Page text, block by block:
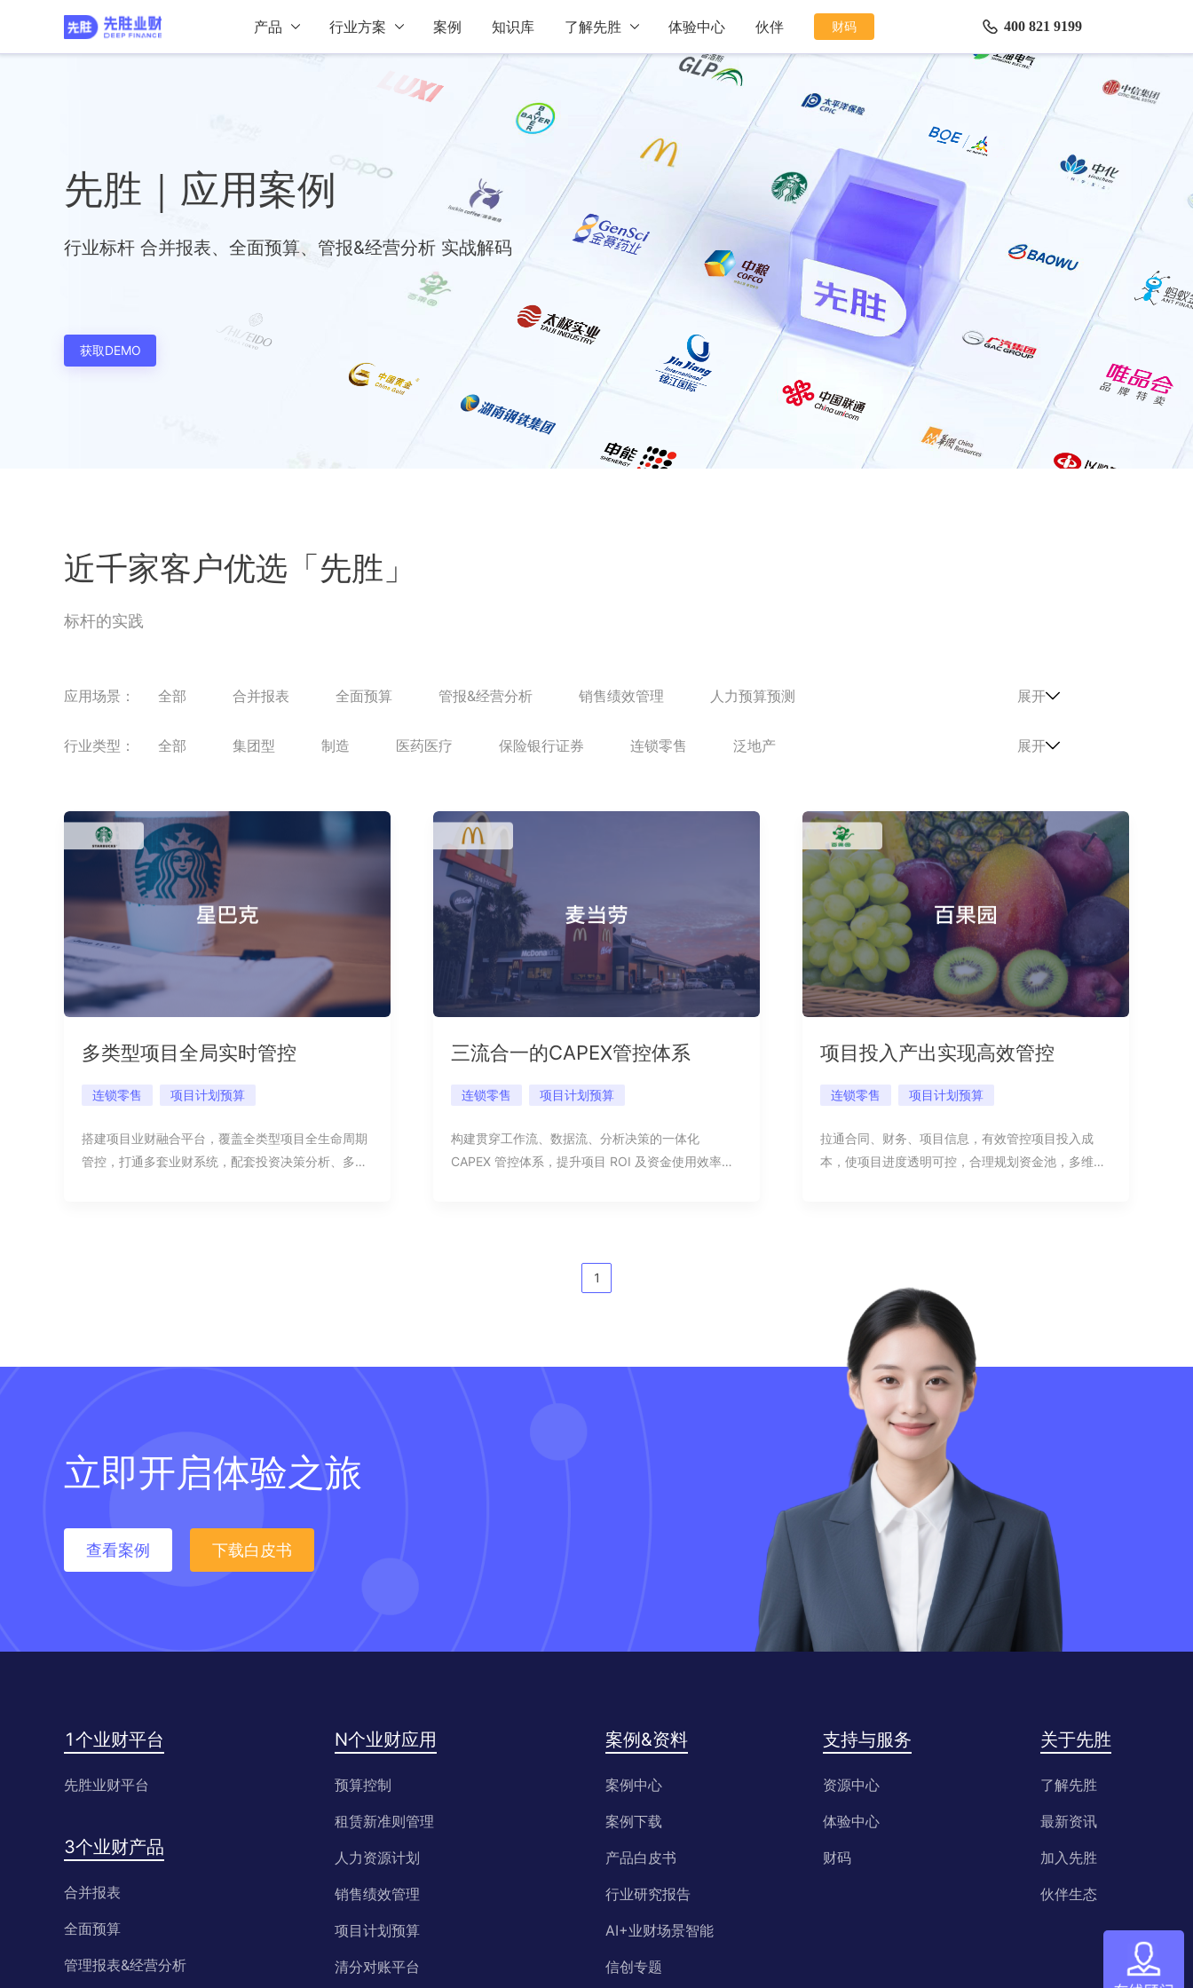
产品 行业方案 案例 知识库 了解先胜 体验中心 伙伴 财码 400 821 9199
先胜｜应用案例
行业标杆 合并报表、全面预算、管报&经营分析 实战解码
获取DEMO
近千家客户优选「先胜」
标杆的实践
应用场景： 全部 合并报表 全面预算 管报&经营分析 销售绩效管理
人力预算预测
展开
行业类型： 全部 集团型 制造 医药医疗 保险银行证券 连锁零售 泛地产 展开
多类型项目全局实时管控
连锁零售 项目计划预算
搭建项目业财融合平台，覆盖全类型项目全生命周期
管控，打通多套业财系统，配套投资决策分析、多维
三流合一的CAPEX管控体系
连锁零售 项目计划预算
构建贯穿工作流、数据流、分析决策的一体化
CAPEX 管控体系，提升项目 ROI 及资金使用效率、
项目投入产出实现高效管控
连锁零售 项目计划预算
拉通合同、财务、项目信息，有效管控项目投入成
本，使项目进度透明可控，合理规划资金池，多维分
1
立即开启体验之旅
查看案例 下载白皮书
1个业财平台
先胜业财平台
3个业财产品
合并报表
全面预算
管理报表&经营分析
N个业财应用
预算控制
租赁新准则管理
人力资源计划
销售绩效管理
项目计划预算
清分对账平台
案例&资料
案例中心
案例下载
产品白皮书
行业研究报告
AI+业财场景智能
信创专题
支持与服务
资源中心
体验中心
财码
关于先胜
了解先胜
最新资讯
加入先胜
伙伴生态